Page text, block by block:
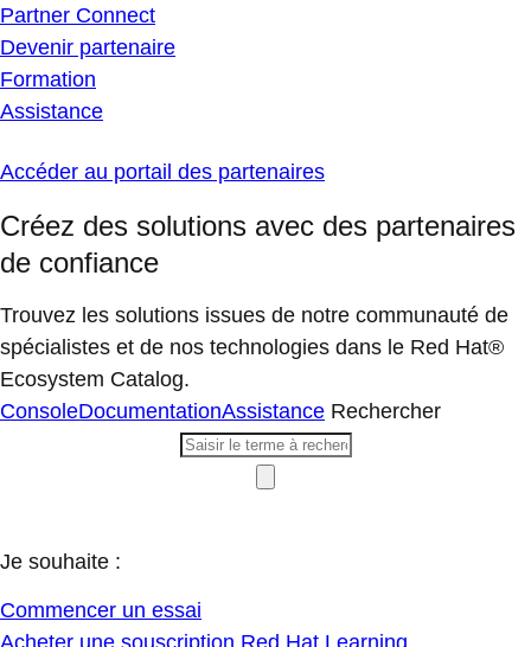
Partner Connect
Devenir partenaire
Formation
Assistance
Accéder au portail des partenaires
Créez des solutions avec des partenaires
de confiance
Trouvez les solutions issues de notre communauté de
spécialistes et de nos technologies dans le Red Hat®
Ecosystem Catalog.
ConsoleDocumentationAssistance Rechercher
Je souhaite :
Commencer un essai
Acheter une souscription Red Hat Learning